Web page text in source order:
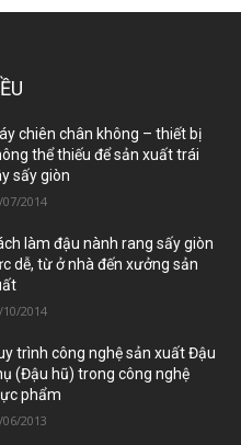
chiên chân không – thiết bị
thể thiếu để sản xuất trái
sấy giòn
07/2014
làm đậu nành rang sấy giòn
dễ, từ ở nhà đến xưởng sản
10/2014
trình công nghệ sản xuất Đậu
(Đậu hũ) trong công nghệ
phẩm
06/2013